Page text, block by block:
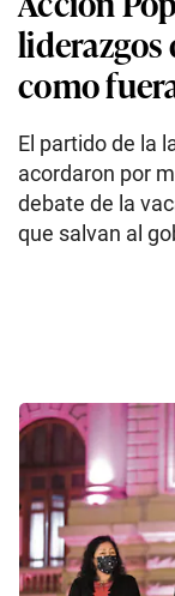
como
El partido de la
acordaron por
debate de la
que salvan al